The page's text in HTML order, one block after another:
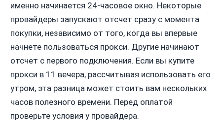
именно начинается 24-часовое окно. Некоторые
провайдеры запускают отсчет сразу с момента
покупки, независимо от того, когда вы впервые
начнете пользоваться прокси. Другие начинают
отсчет с первого подключения. Если вы купите
прокси в 11 вечера, рассчитывая использовать его
утром, эта разница может стоить вам нескольких
часов полезного времени. Перед оплатой
проверьте условия у провайдера.